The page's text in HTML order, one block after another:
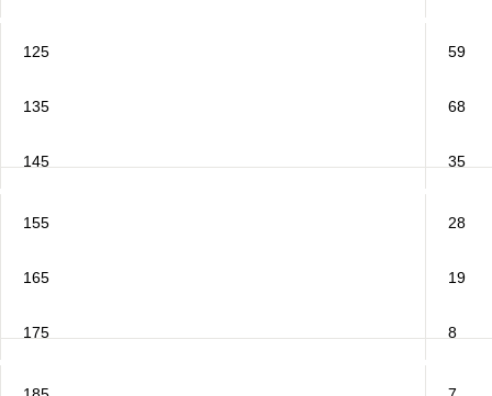
125 59
135 68
145 35
155 28
165 19
175 8